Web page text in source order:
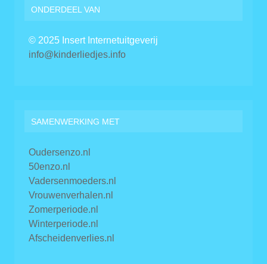
ONDERDEEL VAN
© 2025 Insert Internetuitgeverij
info@kinderliedjes.info
SAMENWERKING MET
Oudersenzo.nl
50enzo.nl
Vadersenmoeders.nl
Vrouwenverhalen.nl
Zomerperiode.nl
Winterperiode.nl
Afscheidenverlies.nl